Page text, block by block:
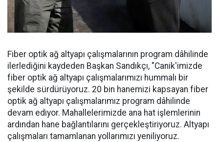
Fiber optik ağ altyapı çalışmalarının program dâhilinde
ilerlediğini kaydeden Başkan Sandıkçı, "Canik'imizde
fiber optik ağ altyapı çalışmalarımızı hummalı bir
şekilde sürdürüyoruz. 20 bin hanemizi kapsayan fiber
optik ağ altyapı çalışmalarımız program dâhilinde
devam ediyor. Mahallelerimizde ana hat işlemlerinin
ardından hane bağlantılarını gerçekleştiriyoruz. Altyapı
çalışmaları tamamlanan yollarımızı yeniliyoruz.